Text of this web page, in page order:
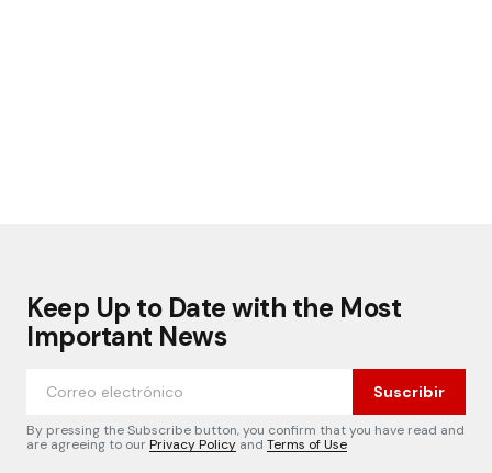
Keep Up to Date with the Most
Important News
Suscribir
By pressing the Subscribe button, you confirm that you have read and
are agreeing to ourPrivacy Policy and Terms of Use